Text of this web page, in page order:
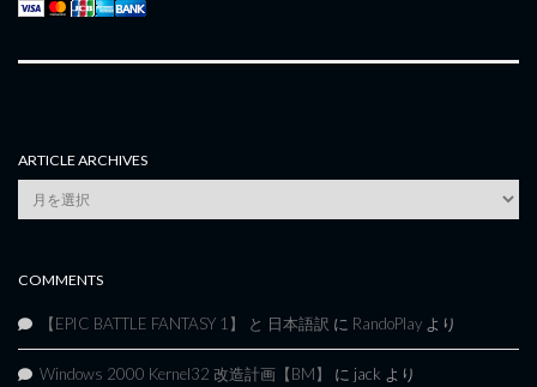
ARTICLE ARCHIVES
Article
Archives
COMMENTS
【EPIC BATTLE FANTASY 1】 と 日本語訳 に RandoPlay より
Windows 2000 Kernel32 改造計画【BM】 に jack より